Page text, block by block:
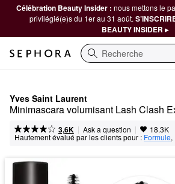
Célébration Beauty Insider : nous mettons le
privilégié(e)s du 1er au 31 août.
BEAUTY INSIDER ▸
Recherche
Yves Saint Laurent
Minimascara volumisant Lash Clash
3,6K | Ask a question | 18.3K
Hautement évalué par les clients pour : Formule,